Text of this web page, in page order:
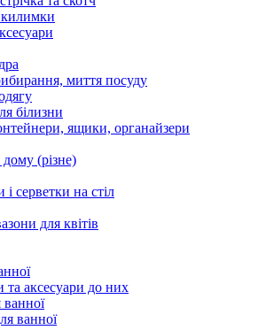
миття посуду
білизни
ящики, органайзери
(різне)
серветки на стіл
для квітів
та аксесуари до них
ванної